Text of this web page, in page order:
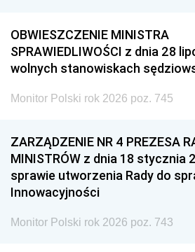
OBWIESZCZENIE MINISTRA
SPRAWIEDLIWOŚCI z dnia 28
wolnych stanowiskach
Monitor Polski rok 2026 poz. 745
ZARZĄDZENIE NR 4 PREZESA
MINISTRÓW z dnia 18 stycznia
sprawie utworzenia Rady do
Innowacyjności
Monitor Polski rok 2026 poz. 743